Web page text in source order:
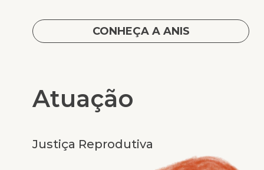
CONHEÇA A ANIS
Atuação
Justiça Reprodutiva